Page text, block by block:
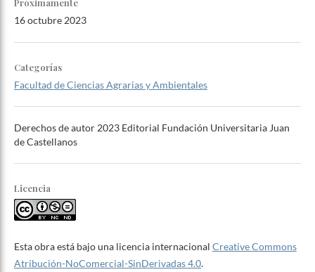
Próximamente
16 octubre 2023
Categorías
Facultad de Ciencias Agrarias y Ambientales
Derechos de autor 2023 Editorial Fundación Universitaria Juan
de Castellanos
Licencia
Esta obra está bajo una licencia internacional Creative Commons
Atribución-NoComercial-SinDerivadas 4.0.